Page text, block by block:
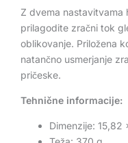
Z dvema nastavitvama
prilagodite zračni tok
oblikovanje. Priložena
natančno usmerjanje
pričeske.
Tehnične informacije:
Dimenzije: